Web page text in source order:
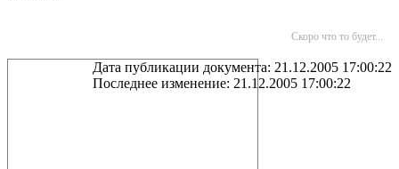
Скоро что то будет...
Дата публикации документа: 21.12.2005 17:00:22
Последнее изменение: 21.12.2005 17:00:22